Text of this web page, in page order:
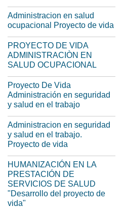
Administracion en salud
ocupacional Proyecto de vida
PROYECTO DE VIDA
ADMINISTRACIÒN EN
SALUD OCUPACIONAL
Proyecto De Vida
Administración en seguridad
y salud en el trabajo
Administracion en seguridad
y salud en el trabajo.
Proyecto de vida
HUMANIZACIÓN EN LA
PRESTACIÓN DE
SERVICIOS DE SALUD
"Desarrollo del proyecto de
vida"